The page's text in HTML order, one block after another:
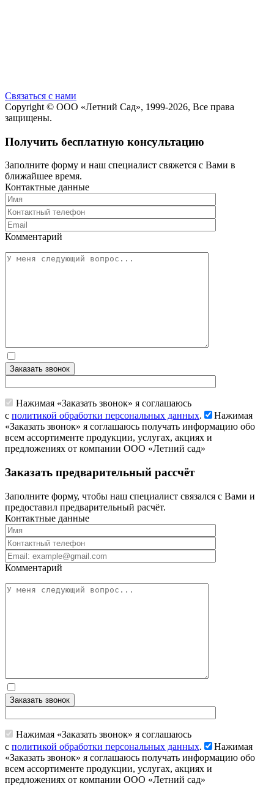
Cвязаться с нами
Copyright © ООО «Летний Сад», 1999-2026, Все права
защищены.
Получить бесплатную консультацию
Заполните форму и наш специалист свяжется с Вами в
ближайшее время.
Контактные данные
Комментарий
Заказать звонок
Нажимая «Заказать звонок» я соглашаюсь
с политикой обработки персональных данных.
Нажимая
«Заказать звонок» я соглашаюсь получать информацию обо
всем ассортименте продукции, услугах, акциях и
предложениях от компании ООО «Летний сад»
Заказать предварительный рассчёт
Заполните форму, чтобы наш специалист связался с Вами и
предоставил предварительный расчёт.
Контактные данные
Комментарий
Заказать звонок
Нажимая «Заказать звонок» я соглашаюсь
с политикой обработки персональных данных.
Нажимая
«Заказать звонок» я соглашаюсь получать информацию обо
всем ассортименте продукции, услугах, акциях и
предложениях от компании ООО «Летний сад»